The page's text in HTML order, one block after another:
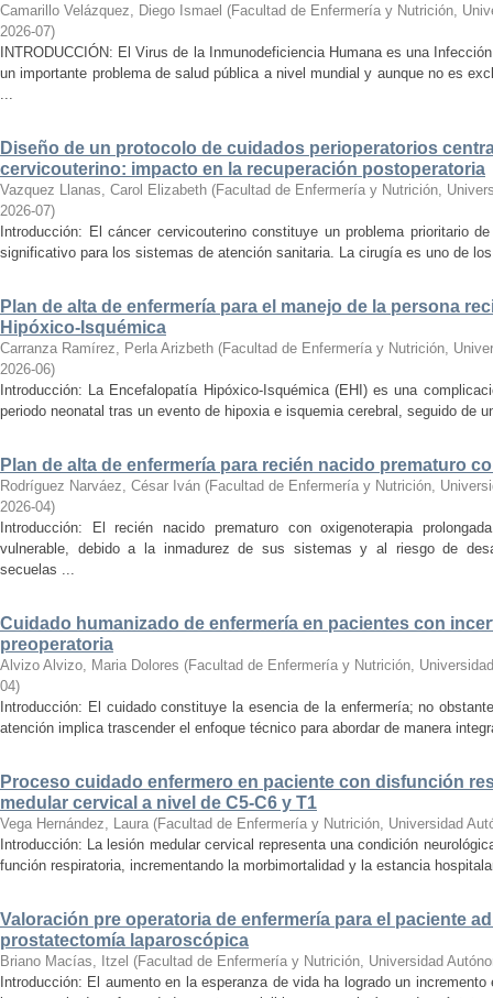
Camarillo Velázquez, Diego Ismael (Facultad de Enfermería y Nutrición,
2026-07)
INTRODUCCIÓN: El Virus de la Inmunodeficiencia Humana es una
un importante problema de salud pública a nivel mundial y aunque no es
...
Diseño de un protocolo de cuidados perioperatorios
cervicouterino: impacto en la recuperación postoperatoria
Vazquez Llanas, Carol Elizabeth (Facultad de Enfermería y Nutrición,
2026-07)
Introducción: El cáncer cervicouterino constituye un problema prioritario
significativo para los sistemas de atención sanitaria. La cirugía es uno de
Plan de alta de enfermería para el manejo de la persona
Hipóxico-Isquémica
Carranza Ramírez, Perla Arizbeth (Facultad de Enfermería y Nutrición,
2026-06)
Introducción: La Encefalopatía Hipóxico-Isquémica (EHI) es una
periodo neonatal tras un evento de hipoxia e isquemia cerebral, seguido de
Plan de alta de enfermería para recién nacido prematuro
Rodríguez Narváez, César Iván (Facultad de Enfermería y Nutrición,
2026-04)
Introducción: El recién nacido prematuro con oxigenoterapia
vulnerable, debido a la inmadurez de sus sistemas y al riesgo de
secuelas ...
Cuidado humanizado de enfermería en pacientes con
preoperatoria
Alvizo Alvizo, Maria Dolores (Facultad de Enfermería y Nutrición,
04)
Introducción: El cuidado constituye la esencia de la enfermería; no
atención implica trascender el enfoque técnico para abordar de manera
Proceso cuidado enfermero en paciente con disfunción
medular cervical a nivel de C5-C6 y T1
Vega Hernández, Laura (Facultad de Enfermería y Nutrición, Universidad
Introducción: La lesión medular cervical representa una condición
función respiratoria, incrementando la morbimortalidad y la estancia
Valoración pre operatoria de enfermería para el paciente
prostatectomía laparoscópica
Briano Macías, Itzel (Facultad de Enfermería y Nutrición, Universidad
Introducción: El aumento en la esperanza de vida ha logrado un